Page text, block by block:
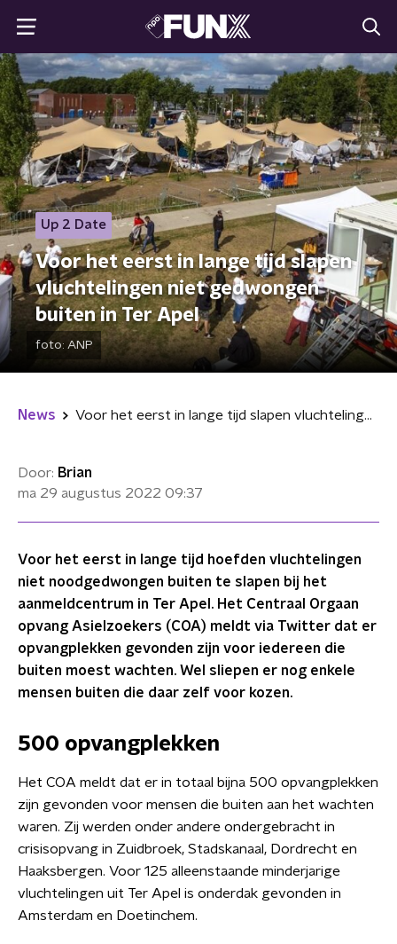
Up 2 Date
Voor het eerst in lange tijd slapen
vluchtelingen niet gedwongen
buiten in Ter Apel
foto: ANP
News Voor het eerst in lange tijd slapen vluchtelingen niet gedwongen buiten in Ter Apel
Door: Brian
ma 29 augustus 2022 09:37
Voor het eerst in lange tijd hoefden vluchtelingen
niet noodgedwongen buiten te slapen bij het
aanmeldcentrum in Ter Apel. Het Centraal Orgaan
opvang Asielzoekers (COA) meldt via Twitter dat er
opvangplekken gevonden zijn voor iedereen die
buiten moest wachten. Wel sliepen er nog enkele
mensen buiten die daar zelf voor kozen.
500 opvangplekken
Het COA meldt dat er in totaal bijna 500 opvangplekken
zijn gevonden voor mensen die buiten aan het wachten
waren. Zij werden onder andere ondergebracht in
crisisopvang in Zuidbroek, Stadskanaal, Dordrecht en
Haaksbergen. Voor 125 alleenstaande minderjarige
vluchtelingen uit Ter Apel is onderdak gevonden in
Amsterdam en Doetinchem.